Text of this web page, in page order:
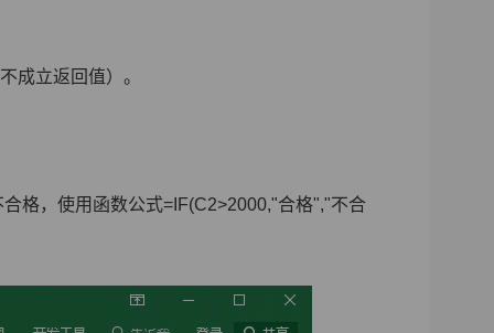
成立返回值） 。
格，使用函数公式=IF(C2>2000,"合格","不合